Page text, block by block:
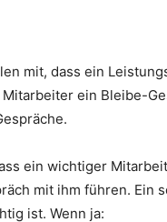
mit, dass ein
ein Bleibe-
ein wichtiger
mit ihm führen. Ein
ist. Wenn ja: